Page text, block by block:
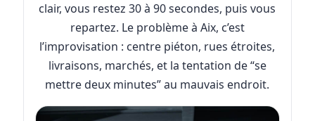
clair, vous restez 30 à 90 secondes, puis vous
repartez. Le problème à Aix, c’est
l’improvisation : centre piéton, rues étroites,
livraisons, marchés, et la tentation de “se
mettre deux minutes” au mauvais endroit.